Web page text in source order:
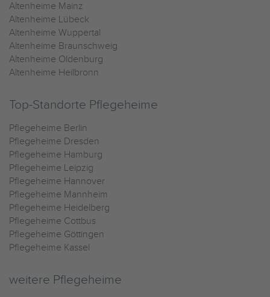
Altenheime Mainz
Altenheime Lübeck
Altenheime Wuppertal
Altenheime Braunschweig
Altenheime Oldenburg
Altenheime Heilbronn
Top-Standorte Pflegeheime
Pflegeheime Berlin
Pflegeheime Dresden
Pflegeheime Hamburg
Pflegeheime Leipzig
Pflegeheime Hannover
Pflegeheime Mannheim
Pflegeheime Heidelberg
Pflegeheime Cottbus
Pflegeheime Göttingen
Pflegeheime Kassel
weitere Pflegeheime